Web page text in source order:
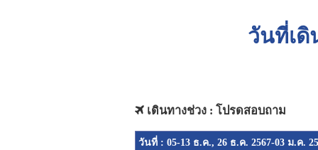
วันที่เดิ
เดินทางช่วง : โปรดสอบถาม
วันที่ : 05-13 ธ.ค., 26 ธ.ค. 2567-03 ม.ค.